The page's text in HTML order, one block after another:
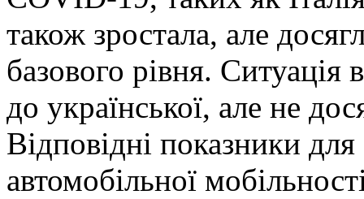
також зростала, але
базового рівня.
до української, але не
Відповідні показники
автомобільної